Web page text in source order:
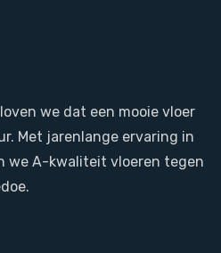
we dat een mooie vloer
Met jarenlange ervaring in
we A-kwaliteit vloeren tegen